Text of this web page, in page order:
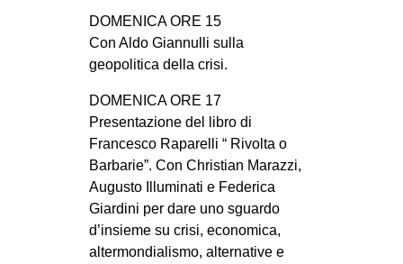
DOMENICA ORE 15
Con Aldo Giannulli sulla
geopolitica della crisi.
DOMENICA ORE 17
Presentazione del libro di
Francesco Raparelli “ Rivolta o
Barbarie”. Con Christian Marazzi,
Augusto Illuminati e Federica
Giardini per dare uno sguardo
d’insieme su crisi, economica,
altermondialismo, alternative e